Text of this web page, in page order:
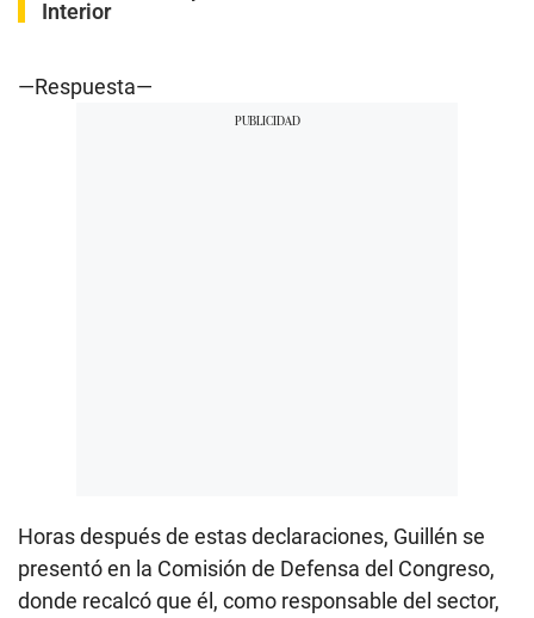
Interior
—Respuesta—
Horas después de estas declaraciones, Guillén se
presentó en la Comisión de Defensa del Congreso,
donde recalcó que él, como responsable del sector,